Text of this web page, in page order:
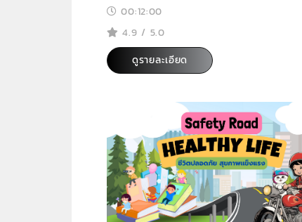
00:12:00
4.9 / 5.0
ดูรายละเอียด